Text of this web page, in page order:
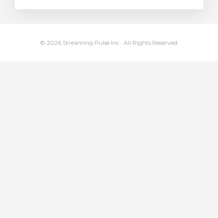
© 2026 Streaming Pulse Inc.. All Rights Reserved.